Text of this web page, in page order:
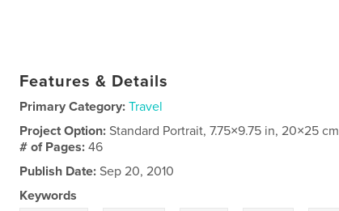
Features & Details
Primary Category: Travel
Project Option:Standard Portrait, 7.75×9.75 in, 20×25 cm
# of Pages:46
Publish Date: Sep 20, 2010
Keywords